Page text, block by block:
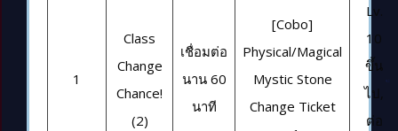
1
Class
Change
Chance!
(2)
เชื่อมต่อ
นาน 60
นาที
[Cobo]
Physical/Magical
Mystic Stone
Change Ticket
Lv.
10
ขึ้น
ไป,
ต่อ